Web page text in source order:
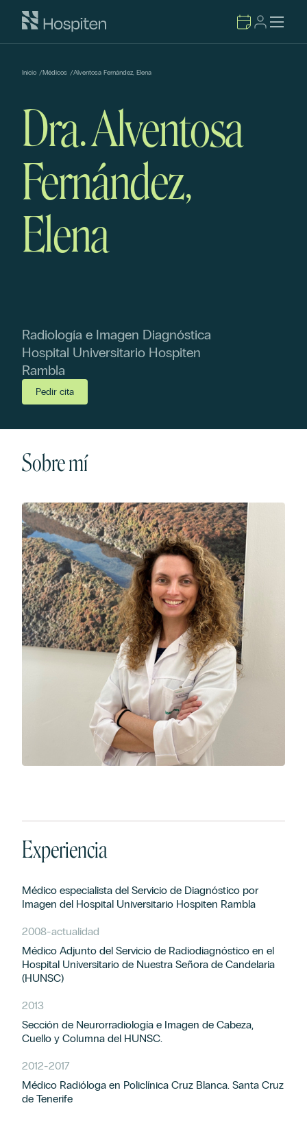
Inicio /Médicos /Alventosa Fernández, Elena
Dra. Alventosa
Fernández,
Elena
Radiología e Imagen Diagnóstica
Hospital Universitario Hospiten
Rambla
Pedir cita
Sobre mí
Experiencia
Médico especialista del Servicio de Diagnóstico por
Imagen del Hospital Universitario Hospiten Rambla
2008-actualidad
Médico Adjunto del Servicio de Radiodiagnóstico en el
Hospital Universitario de Nuestra Señora de Candelaria
(HUNSC)
2013
Sección de Neurorradiología e Imagen de Cabeza,
Cuello y Columna del HUNSC.
2012-2017
Médico Radióloga en Policlínica Cruz Blanca. Santa Cruz
de Tenerife